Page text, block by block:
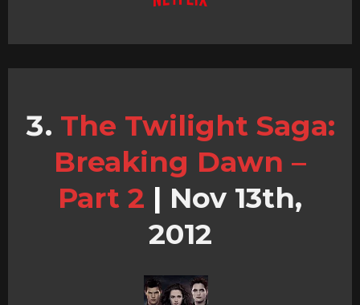
The Twilight Saga:
Breaking Dawn –
Part 2 | Nov 13th,
2012